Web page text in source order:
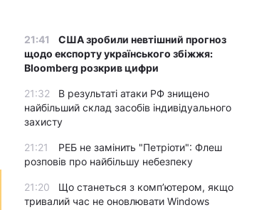
21:41
США зробили невтішний прогноз
щодо експорту українського збіжжя:
Bloomberg розкрив цифри
21:32
В результаті атаки РФ знищено
найбільший склад засобів індивідуального
захисту
21:21
РЕБ не замінить "Петріоти": Флеш
розповів про найбільшу небезпеку
21:20
Що станеться з комп’ютером, якщо
тривалий час не оновлювати Windows